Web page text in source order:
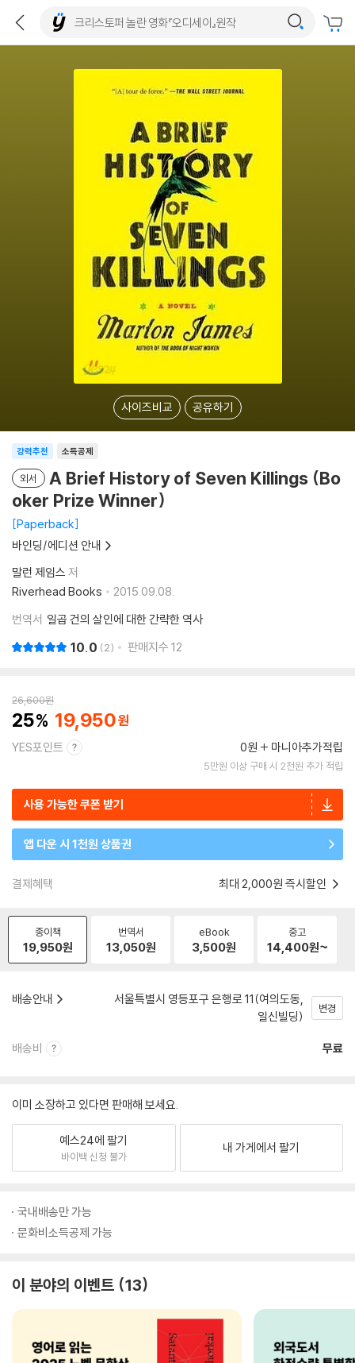
사이즈비교 공유하기
소득공제
강력추천
외서
A Brief History of Seven Killings (Bo
oker Prize Winner)
Paperback
바인딩/에디션 안내
말런 제임스 저
Riverhead Books
2015.09.08.
번역서 일곱 건의 살인에 대한 간략한 역사
10.0 2 판매지수 12
26,600원
25 19,950
YES포인트 0원 마니아추가적립
5만원 이상 구매 시 2천원 추가 적립
사용 가능한 쿠폰 받기
앱 다운 시 1천원 상품권
결제혜택 최대 2,000원 즉시할인
종이책
19,950원
번역서
13,050원
eBook
3,500원
중고
14,400원~
배송안내
서울특별시 영등포구 은행로 11(여의도동,
일신빌딩)
변경
배송비 무료
이미 소장하고 있다면 판매해 보세요.
예스24에 팔기
바이백 신청 불가
내 가게에서 팔기
국내배송만 가능
문화비소득공제 가능
이 분야의 이벤트 13